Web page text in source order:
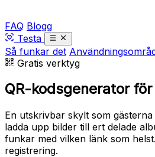
FAQ Blogg
Testa
Så funkar det
Gratis verktyg
QR-kodsgenerator
En utskrivbar skylt som
ladda upp bilder till ert delade
funkar med vilken länk som
registrering.